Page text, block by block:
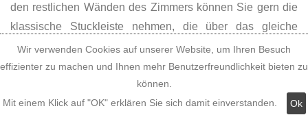
den restlichen Wänden des Zimmers können Sie gern die
klassische Stuckleiste nehmen, die über das gleiche
Muster verfügt. Das gleichnamige, klassische Stuckprofil
ist in der Höhe mit dem L-förmigen Kastenprofil für LED
Spots identisch. So zum Beispiel kann die edle Stuckleiste
Trier 14 mit dem LED Kastenprofil Trier 400+14 verbunden
Wir verwenden Cookies auf unserer Website, um Ihren Besuch
effizienter zu machen und Ihnen mehr Benutzerfreundlichkeit bieten zu
können.
Mit einem Klick auf "OK" erklären Sie sich damit einverstanden.
Ok